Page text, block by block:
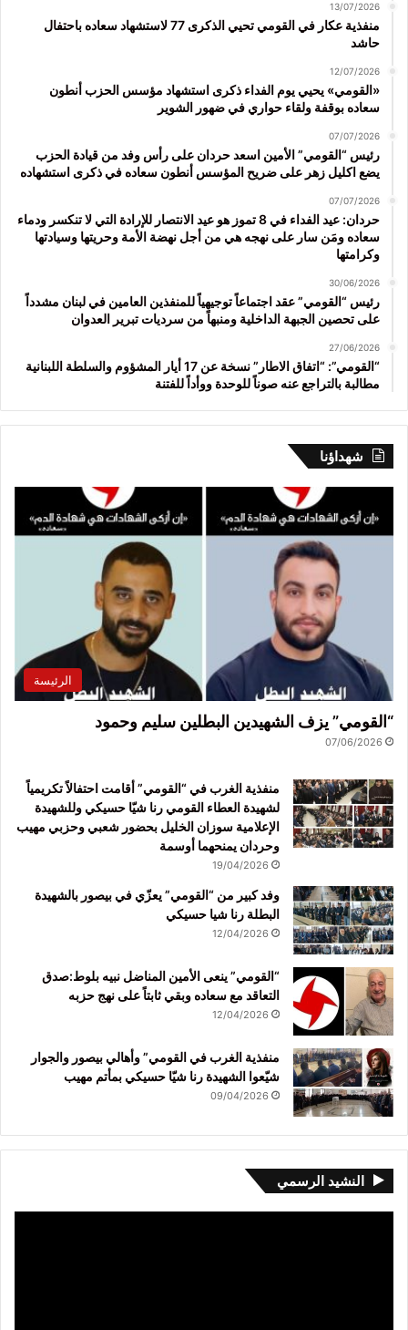
13/07/2026
منفذية عكار في القومي تحيي الذكرى 77 لاستشهاد سعاده باحتفال
حاشد
12/07/2026
«القومي» يحيي يوم الفداء ذكرى استشهاد مؤسس الحزب أنطون
سعاده بوقفة ولقاء حواري في ضهور الشوير
07/07/2026
رئيس “القومي” الأمين اسعد حردان على رأس وفد من قيادة الحزب
يضع اكليل زهر على ضريح المؤسس أنطون سعاده في ذكرى استشهاده
07/07/2026
حردان: عيد الفداء في 8 تموز هو عيد الانتصار للإرادة التي لا تنكسر ودماء
سعاده ومَن سار على نهجه هي من أجل نهضة الأمة وحريتها وسيادتها
وكرامتها
30/06/2026
رئيس “القومي” عقد اجتماعاً توجيهياً للمنفذين العامين في لبنان مشدداً
على تحصين الجبهة الداخلية ومنبهاً من سرديات تبرير العدوان
27/06/2026
“القومي”: “اتفاق الاطار” نسخة عن 17 أيار المشؤوم والسلطة اللبنانية
مطالبة بالتراجع عنه صوناً للوحدة ووأداً للفتنة
شهداؤنا
الرئيسة
“القومي” يزف الشهيدين البطلين سليم وحمود
07/06/2026
منفذية الغرب في “القومي” أقامت احتفالاً تكريمياً
لشهيدة العطاء القومي رنا شيّا حسيكي وللشهيدة
الإعلامية سوزان الخليل بحضور شعبي وحزبي مهيب
وحردان يمنحهما أوسمة
19/04/2026
وفد كبير من “القومي” يعزّي في بيصور بالشهيدة
البطلة رنا شيا حسيكي
12/04/2026
“القومي” ينعى الأمين المناضل نبيه بلوط:صدق
التعاقد مع سعاده وبقي ثابتاً على نهج حزبه
12/04/2026
منفذية الغرب في القومي” وأهالي بيصور والجوار
شيّعوا الشهيدة رنا شيّا حسيكي بمأتم مهيب
09/04/2026
النشيد الرسمي